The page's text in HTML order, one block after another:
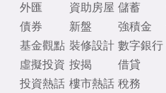
外匯
債券
基金觀點
虛擬投資
投資熱話
資助房屋
新盤
裝修設計
按揭
樓市熱話
儲蓄
強積金
數字銀行
借貸
稅務